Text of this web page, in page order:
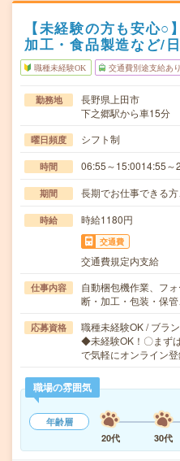
【未経験の方も安心○
加工・食品製造など/
職種未経験OK 交通費別途支給あり
勤務地
長野県上田市
下之郷駅から車15分
曜日頻度 シフト制
時間 06:55～15:0014:55～
期間 長期でお仕事できる方
時給 時給1180円
交通費
交通費規定内支給
仕事内容
自動梱包機作業、フ
断・加工・包装・保
応募資格
職種未経験OK / ブラ
◆未経験OK！〇まず
で気軽にオンライン
職場の雰囲気
年齢層
20代
30代